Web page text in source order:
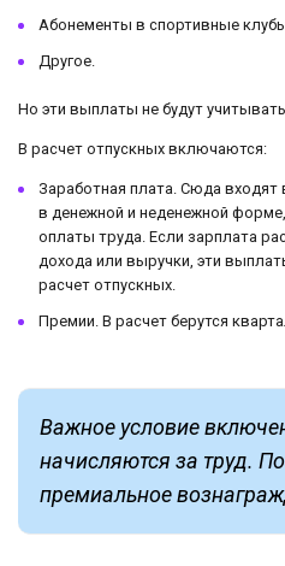
Абонементы в спортивные
Другое.
Но эти выплаты не будут
В расчет отпускных включаются:
Заработная плата. Сюда
в денежной и неденежной
оплаты труда. Если зарплата
дохода или выручки, эти
расчет отпускных.
Премии. В расчет берутся
Важное условие
начисляются за труд.
премиальное